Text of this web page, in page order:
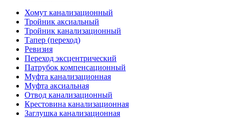
Хомут канализационный
Тройник аксиальный
Тройник канализационный
Тапер (переход)
Ревизия
Переход эксцентрический
Патрубок компенсационный
Муфта канализационная
Муфта аксиальная
Отвод канализационный
Крестовина канализационная
Заглушка канализационная